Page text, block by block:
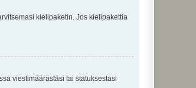
kielipaketin. Jos kielipakettia
viestimäärästäsi tai statuksestasi